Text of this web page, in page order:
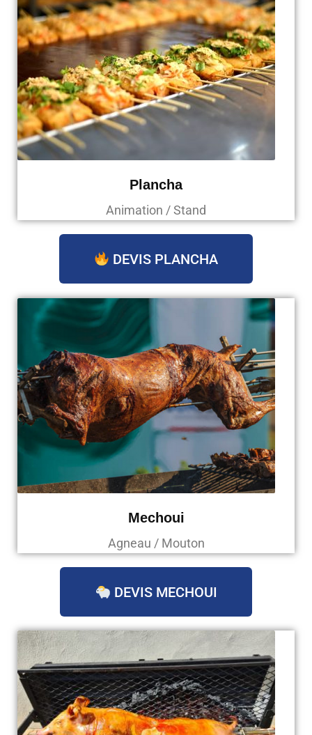
Plancha
Animation / Stand
DEVIS PLANCHA
Mechoui
Agneau / Mouton
DEVIS MECHOUI